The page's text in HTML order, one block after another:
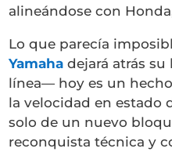
alineándose con
Lo que parecía
Yamaha dejará atrás
línea— hoy es un
la velocidad en estado
solo de un nuevo
reconquista técnica y